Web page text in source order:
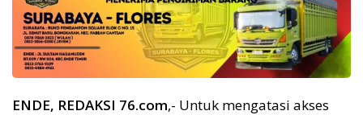
ENDE, REDAKSI 76.com,- Untuk mengatasi akses